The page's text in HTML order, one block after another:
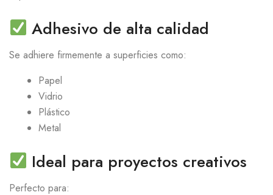
Adhesivo de alta calidad
Se adhiere firmemente a superficies como:
Papel
Vidrio
Plástico
Metal
Ideal para proyectos creativos
Perfecto para: